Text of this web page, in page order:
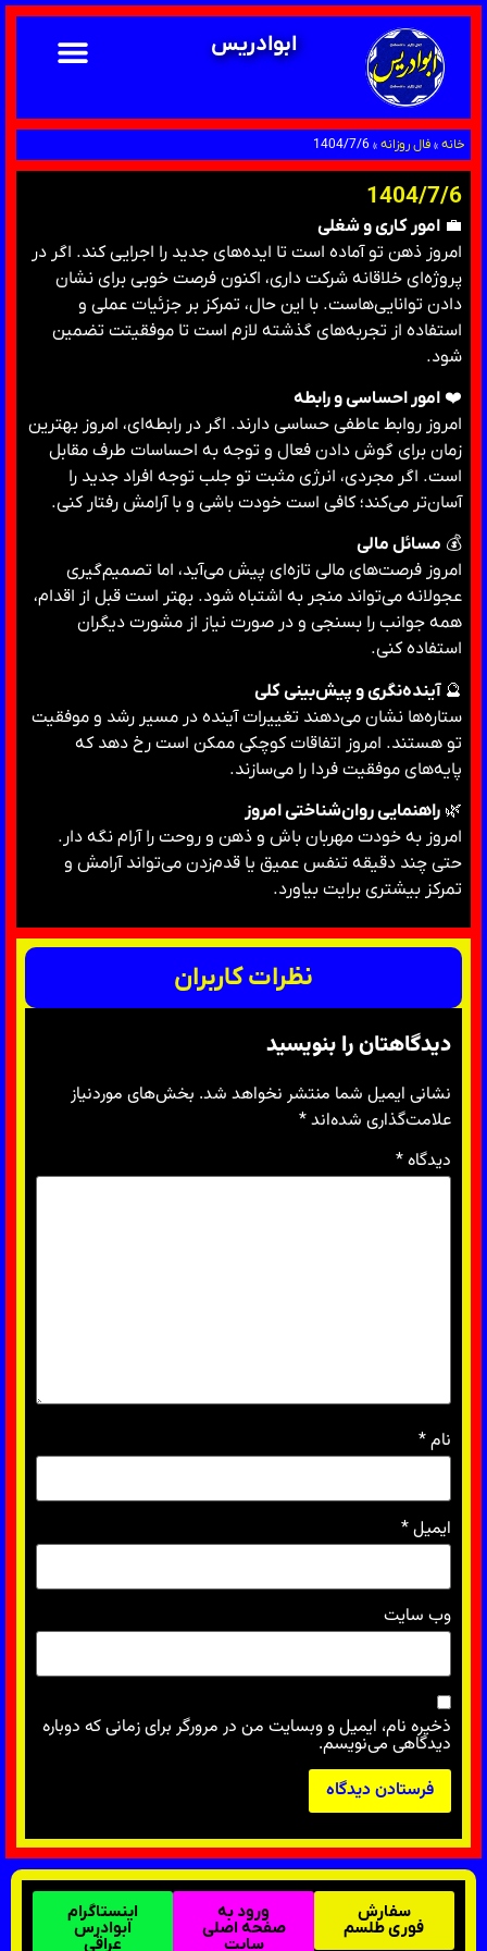
ابوادریس
خانه»فال روزانه»
1404/7/6
1404/7/6
💼 امور کاری و شغلی
امروز ذهن تو آماده است تا ایده‌های جدید را اجرایی کند. اگر در
پروژه‌ای خلاقانه شرکت داری، اکنون فرصت خوبی برای نشان
دادن توانایی‌هاست. با این حال، تمرکز بر جزئیات عملی و
استفاده از تجربه‌های گذشته لازم است تا موفقیتت تضمین
شود.
❤️ امور احساسی و رابطه
امروز روابط عاطفی حساسی دارند. اگر در رابطه‌ای، امروز بهترین
زمان برای گوش دادن فعال و توجه به احساسات طرف مقابل
است. اگر مجردی، انرژی مثبت تو جلب توجه افراد جدید را
آسان‌تر می‌کند؛ کافی است خودت باشی و با آرامش رفتار کنی.
💰 مسائل مالی
امروز فرصت‌های مالی تازه‌ای پیش می‌آید، اما تصمیم‌گیری
عجولانه می‌تواند منجر به اشتباه شود. بهتر است قبل از اقدام،
همه جوانب را بسنجی و در صورت نیاز از مشورت دیگران
استفاده کنی.
🔮آینده‌نگری و پیش‌بینی کلی
ستاره‌ها نشان می‌دهند تغییرات آینده در مسیر رشد و موفقیت
تو هستند. امروز اتفاقات کوچکی ممکن است رخ دهد که
پایه‌های موفقیت فردا را می‌سازند.
🌿 راهنمایی روان‌شناختی امروز
امروز به خودت مهربان باش و ذهن و روحت را آرام نگه دار.
حتی چند دقیقه تنفس عمیق یا قدم‌زدن می‌تواند آرامش و
تمرکز بیشتری برایت بیاورد.
نظرات کاربران
دیدگاهتان را بنویسید
نشانی ایمیل شما منتشر نخواهد شد. بخش‌های موردنیاز
علامت‌گذاری شده‌اند*
دیدگاه*
نام*
ایمیل*
وب‌ سایت
ذخیره نام، ایمیل و وبسایت من در مرورگر برای زمانی که دوباره
دیدگاهی می‌نویسم.
سفارش
فوری طلسم
ورود به
صفحه اصلی
سایت
اینستاگرام
ابوادرس
عراقی